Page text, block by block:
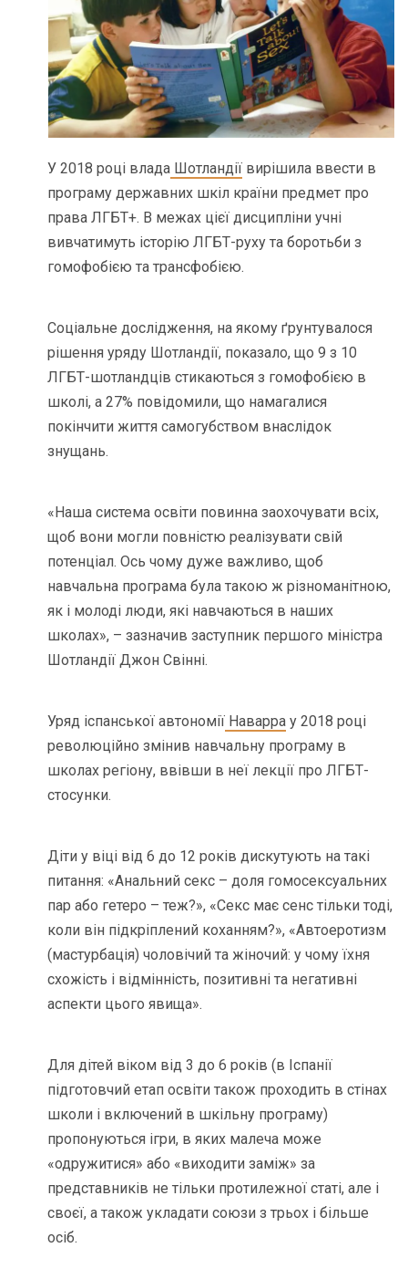
У 2018 році влада Шотландії вирішила ввести в
програму державних шкіл країни предмет про
права ЛГБТ+. В межах цієї дисципліни учні
вивчатимуть історію ЛГБТ-руху та боротьби з
гомофобією та трансфобією.
Соціальне дослідження, на якому ґрунтувалося
рішення уряду Шотландії, показало, що 9 з 10
ЛГБТ-шотландців стикаються з гомофобією в
школі, а 27% повідомили, що намагалися
покінчити життя самогубством внаслідок
знущань.
«Наша система освіти повинна заохочувати всіх,
щоб вони могли повністю реалізувати свій
потенціал. Ось чому дуже важливо, щоб
навчальна програма була такою ж різноманітною,
як і молоді люди, які навчаються в наших
школах», – зазначив заступник першого міністра
Шотландії Джон Свінні.
Уряд іспанської автономії Наварра у 2018 році
революційно змінив навчальну програму в
школах регіону, ввівши в неї лекції про ЛГБТ-
стосунки.
Діти у віці від 6 до 12 років дискутують на такі
питання: «Анальний секс – доля гомосексуальних
пар або гетеро – теж?», «Секс має сенс тільки тоді,
коли він підкріплений коханням?», «Автоеротизм
(мастурбація) чоловічий та жіночий: у чому їхня
схожість і відмінність, позитивні та негативні
аспекти цього явища».
Для дітей віком від 3 до 6 років (в Іспанії
підготовчий етап освіти також проходить в стінах
школи і включений в шкільну програму)
пропонуються ігри, в яких малеча може
«одружитися» або «виходити заміж» за
представників не тільки протилежної статі, але і
своєї, а також укладати союзи з трьох і більше
осіб.